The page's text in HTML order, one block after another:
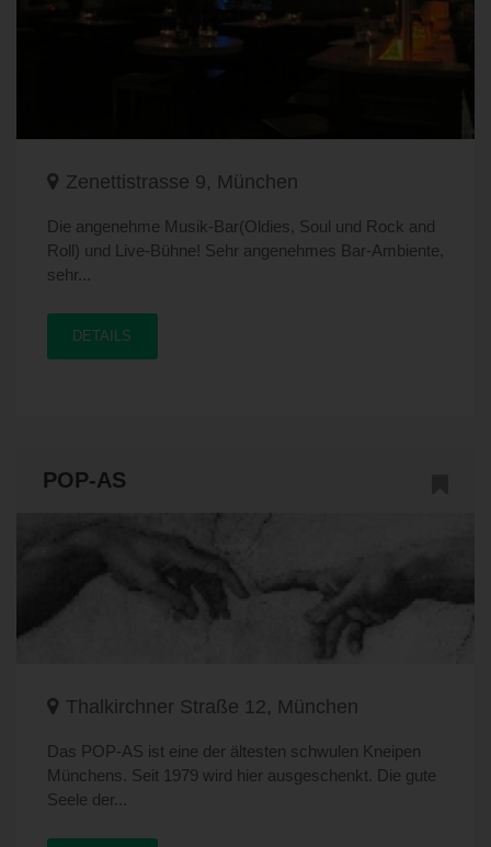
Zenettistrasse 9, München
Die angenehme Musik-Bar(Oldies, Soul und Rock and
Roll) und Live-Bühne! Sehr angenehmes Bar-Ambiente,
sehr...
DETAILS
POP-AS
Thalkirchner Straße 12, München
Das POP-AS ist eine der ältesten schwulen Kneipen
Münchens. Seit 1979 wird hier ausgeschenkt. Die gute
Seele der...